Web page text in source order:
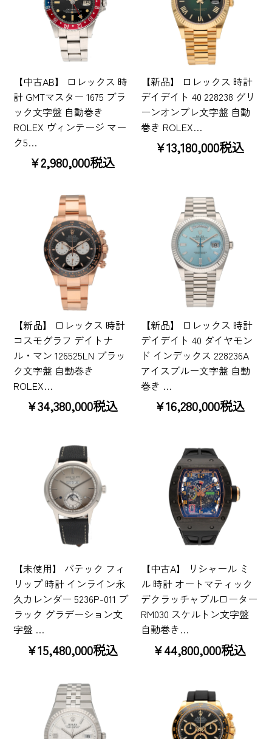
【中古AB】 ロレックス 時
計 GMTマスター 1675 ブラ
ック文字盤 自動巻き
ROLEX ヴィンテージ マー
ク5…
¥2,980,000税込
【新品】 ロレックス 時計
デイデイト 40 228238 グリ
ーンオンブレ文字盤 自動
巻き ROLEX…
¥13,180,000税込
【新品】 ロレックス 時計
コスモグラフ デイトナ
ル・マン 126525LN ブラッ
ク文字盤 自動巻き
ROLEX…
¥34,380,000税込
【新品】 ロレックス 時計
デイデイト 40 ダイヤモン
ド インデックス 228236A
アイスブルー文字盤 自動
巻き …
¥16,280,000税込
【未使用】 パテック フィ
リップ 時計 インライン永
久カレンダー 5236P-011 ブ
ラック グラデーション文
字盤 …
¥15,480,000税込
【中古A】 リシャール ミ
ル 時計 オートマティック
デクラッチャブルローター
RM030 スケルトン文字盤
自動巻き…
¥44,800,000税込